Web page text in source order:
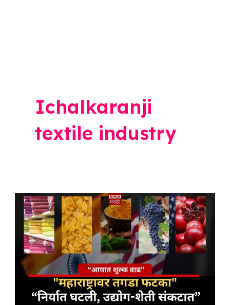
Ichalkaranji
textile industry
आयात
शुल्क
वाढीचा
महाराष्ट्रावर
तगडा
फटका;
निर्यात